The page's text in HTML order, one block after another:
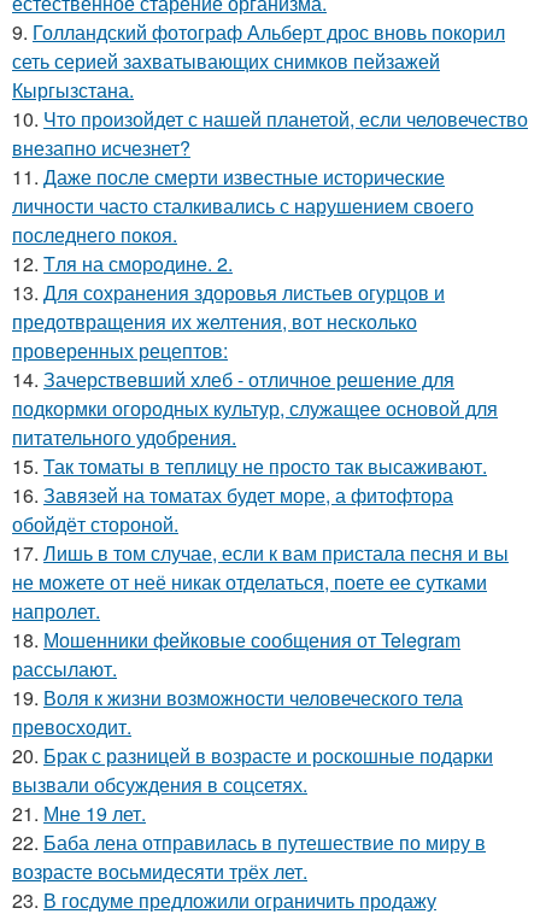
9. Голландский фотограф Альберт дрос вновь покорил
сеть серией захватывающих снимков пейзажей
Кыргызстана.
10. Что произойдет с нашей планетой, если человечество
внезапно исчезнет?
11. Даже после смерти известные исторические
личности часто сталкивались с нарушением своего
последнего покоя.
12. Tля на сморoдинe. 2.
13. Для сохранения здоровья листьев огурцов и
предотвращения их желтения, вот несколько
проверенных рецептов:
14. Зачерствевший хлеб - отличное решение для
подкормки огородных культур, служащее основой для
питательного удобрения.
15. Так томаты в теплицу не просто так высаживают.
16. Завязей на томатах будет море, а фитофтора
обойдёт стороной.
17. Лишь в том случае, если к вам пристала песня и вы
не можете от неё никак отделаться, поете ее сутками
напролет.
18. Мошенники фейковые сообщения от Telegram
рассылают.
19. Воля к жизни возможности человеческого тела
превосходит.
20. Брак с разницей в возрасте и роскошные подарки
вызвали обсуждения в соцсетях.
21. Мне 19 лет.
22. Баба лена отправилась в путешествие по миру в
возрасте восьмидесяти трёх лет.
23. В госдуме предложили ограничить продажу